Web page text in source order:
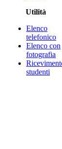
Utilità
Elenco
telefonico
Elenco con
fotografia
studenti